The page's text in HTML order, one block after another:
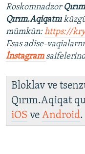
Roskomnadzor
Qırım.Aqiqatnı
mümkün:https://
Esas adise-vaqialarnı
İnstagram
Bloklav ve
Qırım.Aqiqat
iOS ve Android.